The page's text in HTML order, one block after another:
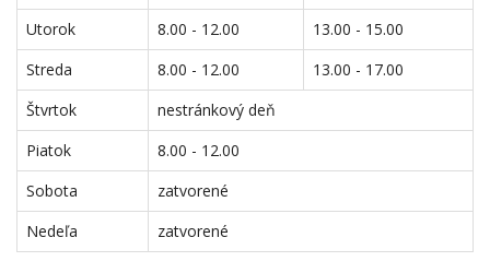
Utorok
8.00 - 12.00
13.00 - 15.00
Streda
8.00 - 12.00
13.00 - 17.00
Štvrtok
nestránkový deň
Piatok
8.00 - 12.00
Sobota
zatvorené
Nedeľa
zatvorené